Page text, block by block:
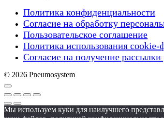
Политика конфиденциальности
Согласие на обработку
Пользовательское соглашение
Политика использования cookie-
Согласие на получение
© 2026 Pneumosystem
Мы используем куки для наилучшего